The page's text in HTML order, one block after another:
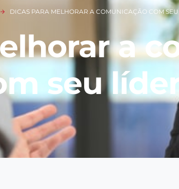
DICAS PARA MELHORAR A COMUNICAÇÃO COM
a
seu